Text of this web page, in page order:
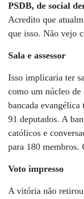
PSDB, de social
Acredito que
que isso. Não vejo
Sala e assessor
Isso implicaria ter
como um núcleo de
bancada
91 deputados. A
católicos e
para 180 membros.
Voto impresso
A vitória não